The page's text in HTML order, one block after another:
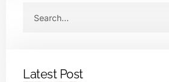
Latest Post